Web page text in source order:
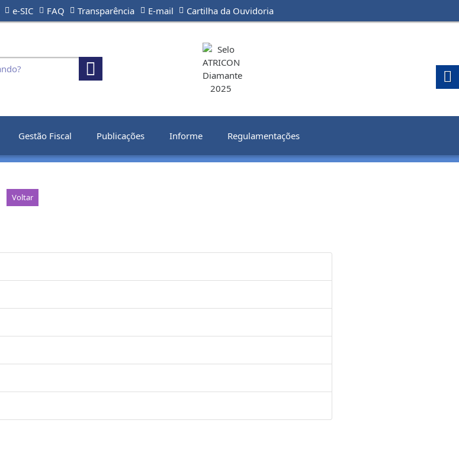
e-SIC FAQ Transparência E-mail Cartilha da Ouvidoria
Gestão Fiscal Publicações Informe Regulamentações
Voltar